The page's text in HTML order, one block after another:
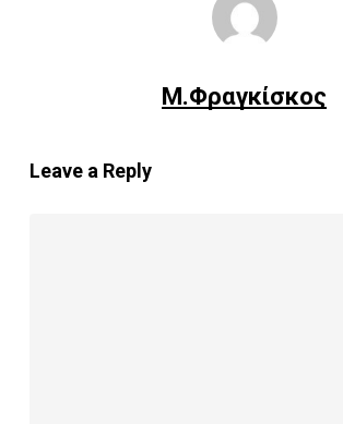
Μ.Φραγκίσκος
Leave a Reply